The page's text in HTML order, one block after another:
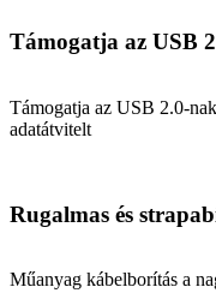
Támogatja az USB
Támogatja az USB 2.0-
adatátvitelt
Rugalmas és
Műanyag kábelborítás a